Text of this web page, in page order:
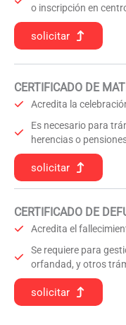
o inscripción en
solicitar
CERTIFICADO DE
Acredita la
Es necesario para
herencias o
solicitar
CERTIFICADO DE
Acredita el
Se requiere para
orfandad, y otros
solicitar